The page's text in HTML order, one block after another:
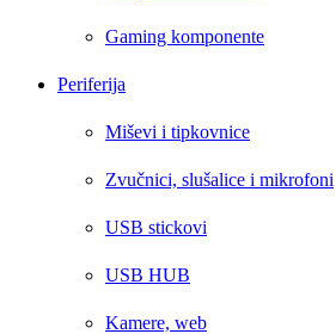
Gaming komponente
Periferija
Miševi i tipkovnice
Zvučnici, slušalice i mikrofoni
USB stickovi
USB HUB
Kamere, web